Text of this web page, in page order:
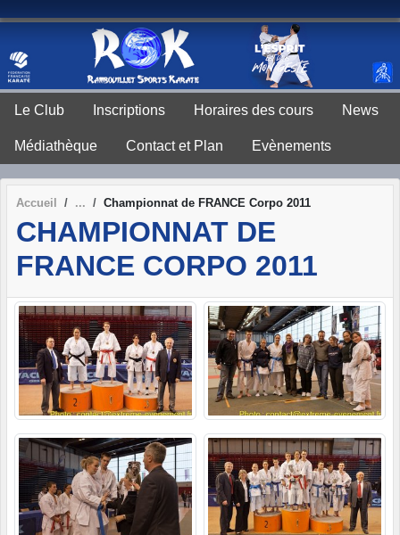
Le Club Inscriptions Horaires des cours News
Médiathèque Contact et Plan Evènements
Accueil Championnat de FRANCE Corpo 2011
CHAMPIONNAT DE
FRANCE CORPO 2011